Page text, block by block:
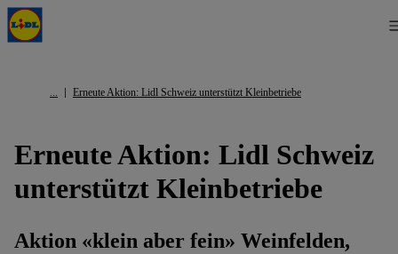
Erneute Aktion: Lidl Schweiz unterstützt Kleinbetriebe
Erneute Aktion: Lidl Schweiz
unterstützt Kleinbetriebe
Aktion «klein aber fein» Weinfelden,